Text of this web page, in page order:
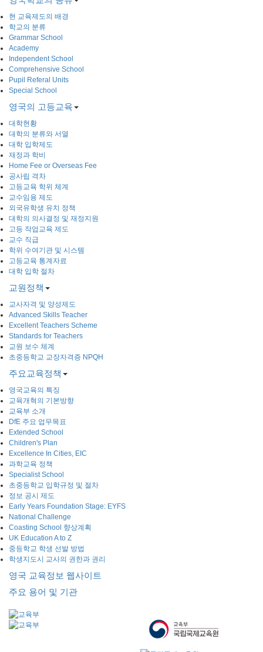
현 교육제도의 배경
학교의 분류
Grammar School
Academy
Independent School
Comprehensive School
Pupil Referal Units
Special School
영국의 고등교육
대학현황
대학의 분류와 서열
대학 입학제도
재정과 학비
Home Fee or Overseas Fee
공사립 격차
고등교육 학위 체계
교수임용 제도
외국유학생 유치 정책
대학의 의사결정 및 재정지원
고등 작업교육 제도
교수 직급
학위 수여기관 및 시스템
고등교육 통계자료
대학 입학 절차
교원정책
교사자격 및 양성제도
Advanced Skills Teacher
Excellent Teachers Scheme
Standards for Teachers
교원 보수 체계
초중등학교 교장자격증 NPQH
주요교육정책
영국교육의 특징
교육개혁의 기본방향
교육부 소개
DfE 주요 업무목표
Extended School
Children's Plan
Excellence In Cities, EIC
과학교육 정책
Specialist School
초중등학교 입학규정 및 절차
정보 공시 제도
Early Years Foundation Stage: EYFS
National Challenge
Coasting School 향상계획
UK Education A to Z
중등학교 학생 선발 방법
학생지도시 교사의 권한과 권리
영국 교육정보 웹사이트
주요 용어 및 기관